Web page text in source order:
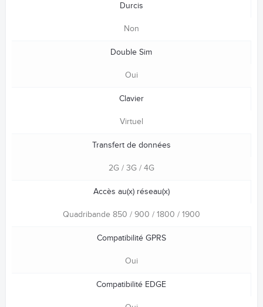
Durcis
Non
Double Sim
Oui
Clavier
Virtuel
Transfert de données
2G / 3G / 4G
Accès au(x) réseau(x)
Quadribande 850 / 900 / 1800 / 1900
Compatibilité GPRS
Oui
Compatibilité EDGE